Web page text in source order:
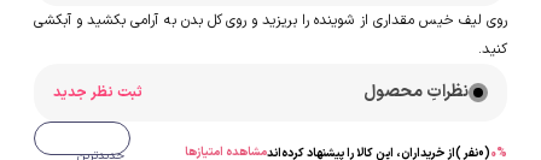
روی لیف خیس مقداری از شوینده را بریزید و روی کل بدن به آرامی بکشید و آبکشی
کنید.
نظراتِ محصول ثبت نظر جدید
0%
(
0نفر )از خریداران، این کالا را پیشنهاد کرده‌اندمشاهده امتیازها جدیدترین